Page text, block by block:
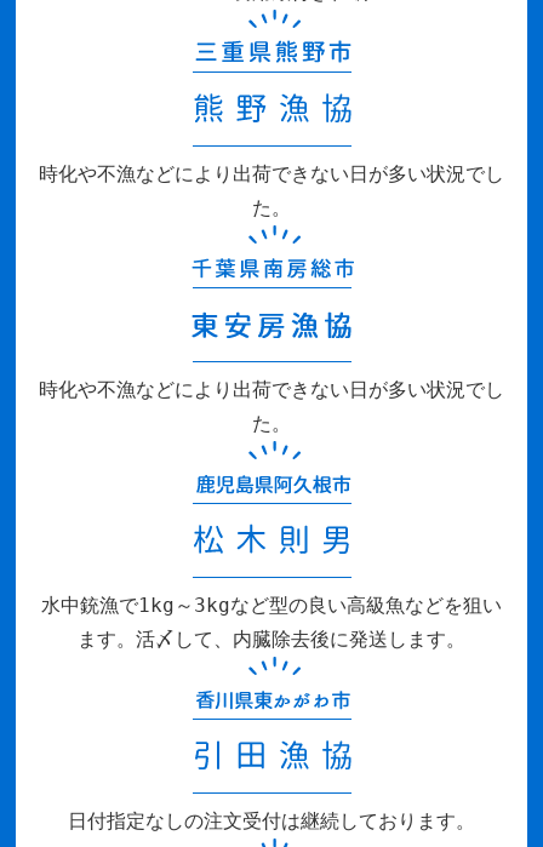
時化や不漁などにより出荷できない日が多い状況でし
た。
時化や不漁などにより出荷できない日が多い状況でし
た。
水中銃漁で1kg～3kgなど型の良い高級魚などを狙い
ます。活〆して、内臓除去後に発送します。
日付指定なしの注文受付は継続しております。